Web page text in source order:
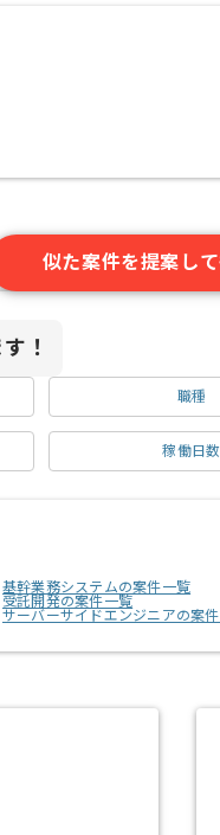
似た案件を提案し
！
職種
稼働日数
基幹業務システムの案件一覧
受託開発の案件一覧
サーバーサイドエンジニアの案